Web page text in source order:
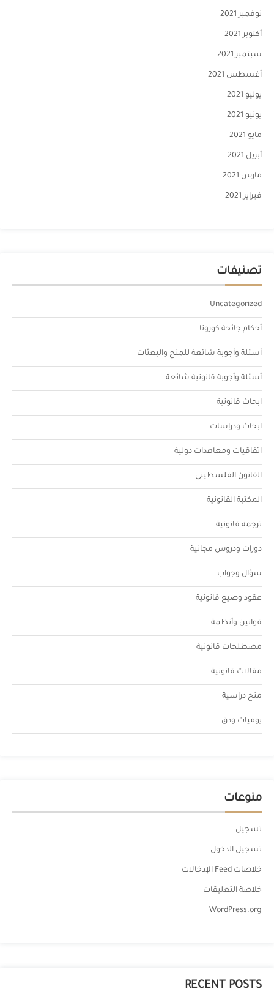
نوفمبر 2021
أكتوبر 2021
سبتمبر 2021
أغسطس 2021
يوليو 2021
يونيو 2021
مايو 2021
أبريل 2021
مارس 2021
فبراير 2021
تصنيفات
Uncategorized
أحكام جائحة كورونا
أسئلة وأجوبة شائعة للمنح والبعثات
أسئلة وأجوبة قانونية شائعة
ابحاث قانونية
ابحاث ودراسات
اتفاقيات ومعاهدات دولية
القانون الفلسطيني
المكتبة القانونية
ترجمة قانونية
دورات ودروس مجانية
سؤال وجواب
عقود وصيغ قانونية
قوانين وأنظمة
مصطلحات قانونية
مقالات قانونية
منح دراسية
يوميات ودق
منوعات
تسجيل
تسجيل الدخول
خلاصات Feed الإدخالات
خلاصة التعليقات
WordPress.org
RECENT POSTS